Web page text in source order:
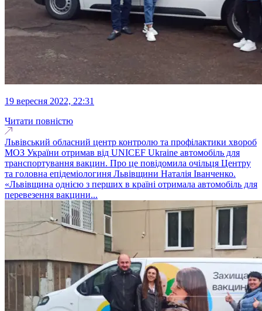
19 вересня 2022, 22:31
Читати повністю
Львівський обласний центр контролю та профілактики хвороб
МОЗ України отримав від UNICEF Ukraine автомобіль для
транспортування вакцин. Про це повідомила очільця Центру
та головна епідеміологиня Львівщини Наталія Іванченко.
«Львівщина однією з перших в країні отримала автомобіль для
перевезення вакцини...